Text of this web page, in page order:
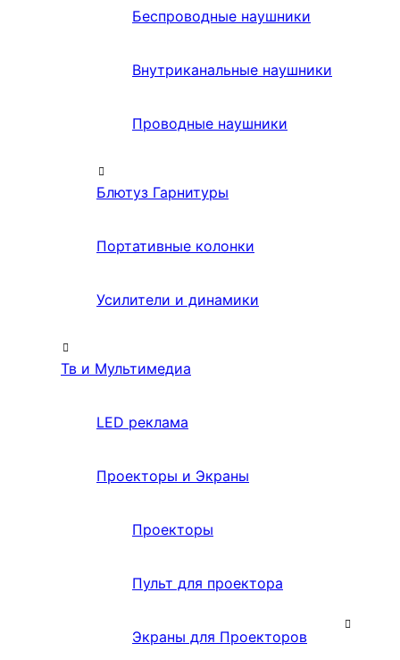
Беспроводные наушники
Внутриканальные наушники
Проводные наушники
Блютуз Гарнитуры
Портативные колонки
Усилители и динамики
Тв и Мультимедиа
LED реклама
Проекторы и Экраны
Проекторы
Пульт для проектора
Экраны для Проекторов